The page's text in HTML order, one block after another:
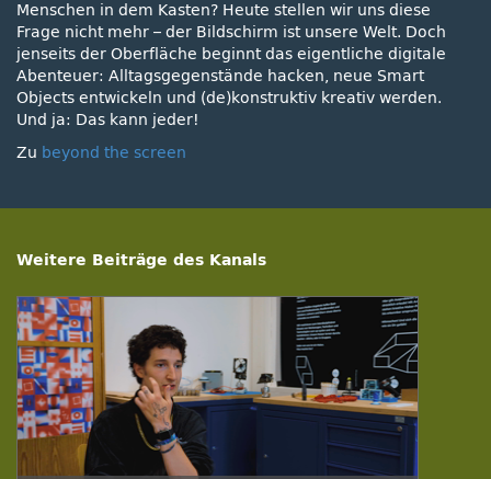
Menschen in dem Kasten? Heute stellen wir uns diese
Frage nicht mehr – der Bildschirm ist unsere Welt. Doch
jenseits der Oberfläche beginnt das eigentliche digitale
Abenteuer: Alltagsgegenstände hacken, neue Smart
Objects entwickeln und (de)konstruktiv kreativ werden.
Und ja: Das kann jeder!
Zu beyond the screen
Weitere Beiträge des Kanals